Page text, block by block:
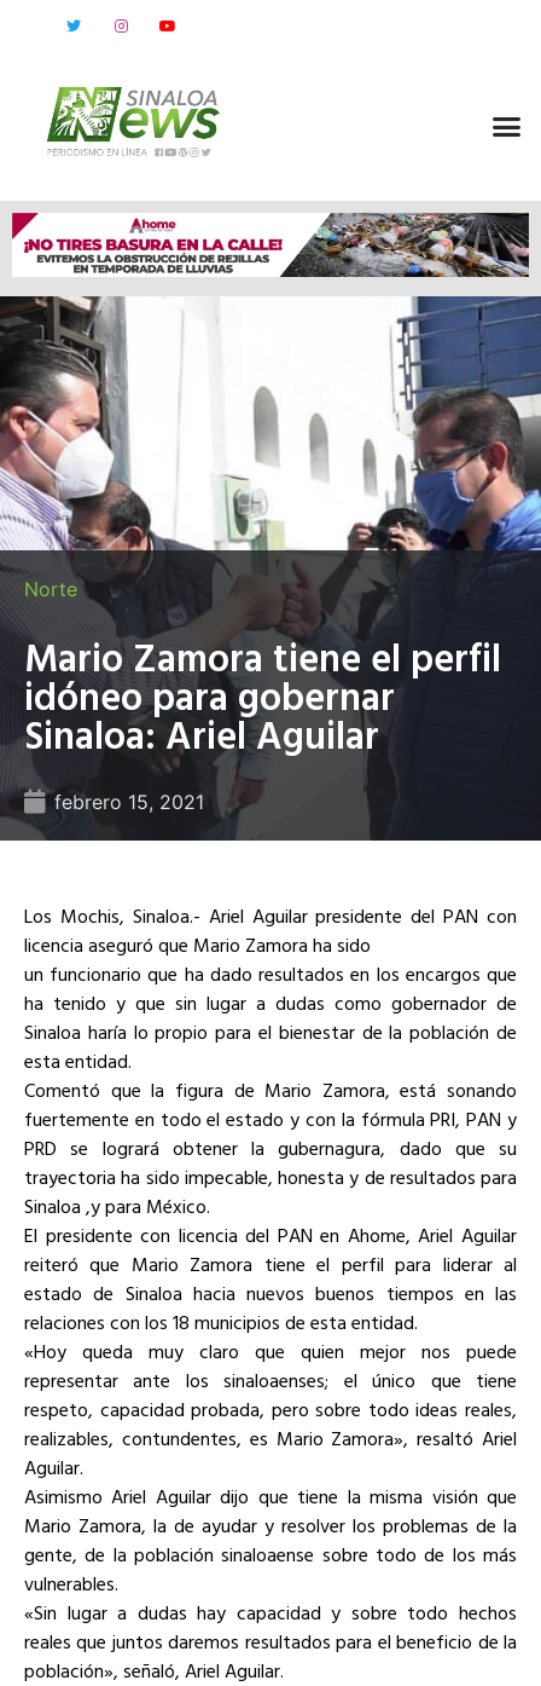
Norte
Mario Zamora tiene el perfil
idóneo para gobernar
Sinaloa: Ariel Aguilar
febrero 15, 2021
Los Mochis, Sinaloa.- Ariel Aguilar presidente del PAN con
licencia aseguró que Mario Zamora ha sido
un funcionario que ha dado resultados en los encargos que
ha tenido y que sin lugar a dudas como gobernador de
Sinaloa haría lo propio para el bienestar de la población de
esta entidad.
Comentó que la figura de Mario Zamora, está sonando
fuertemente en todo el estado y con la fórmula PRI, PAN y
PRD se logrará obtener la gubernagura, dado que su
trayectoria ha sido impecable, honesta y de resultados para
Sinaloa ,y para México.
El presidente con licencia del PAN en Ahome, Ariel Aguilar
reiteró que Mario Zamora tiene el perfil para liderar al
estado de Sinaloa hacia nuevos buenos tiempos en las
relaciones con los 18 municipios de esta entidad.
«Hoy queda muy claro que quien mejor nos puede
representar ante los sinaloaenses; el único que tiene
respeto, capacidad probada, pero sobre todo ideas reales,
realizables, contundentes, es Mario Zamora», resaltó Ariel
Aguilar.
Asimismo Ariel Aguilar dijo que tiene la misma visión que
Mario Zamora, la de ayudar y resolver los problemas de la
gente, de la población sinaloaense sobre todo de los más
vulnerables.
«Sin lugar a dudas hay capacidad y sobre todo hechos
reales que juntos daremos resultados para el beneficio de la
población», señaló, Ariel Aguilar.